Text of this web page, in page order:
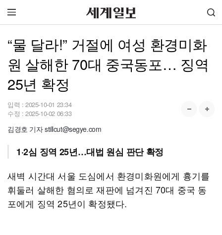
“물 달라!” 거절에 여성 환경미화
원 살해한 70대 중국동포… 징역
25년 확정
입력 : 2025-10-01 23:34
수정 : 2025-10-02 06:33
김경호 기자 stillcut@segye.com
1·2심 징역 25년…대법 원심 판단 확정
새벽 시간대 서울 도심에서 환경미화원에게 흉기를
휘둘러 살해한 혐의로 재판에 넘겨진 70대 중국 동
포에게 징역 25년이 확정됐다.